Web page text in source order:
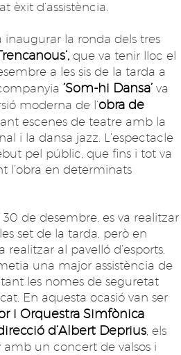
èxit d’assistència.
inaugurar la ronda dels tres
que va tenir lloc el
a les sis de la tarda a
’Som-hi Dansa’ va
moderna de l’obra de
escenes de teatre amb la
i la dansa jazz. L’espectacle
pel públic, que fins i tot va
l’obra en determinats
30 de desembre, es va realitzar
set de la tarda, però en
realitzar al pavelló d’esports,
una major assistència de
les nomes de seguretat
En aquesta ocasió van ser
i Orquestra Simfònica
d’Albert Deprius, els
amb un concert de valsos i